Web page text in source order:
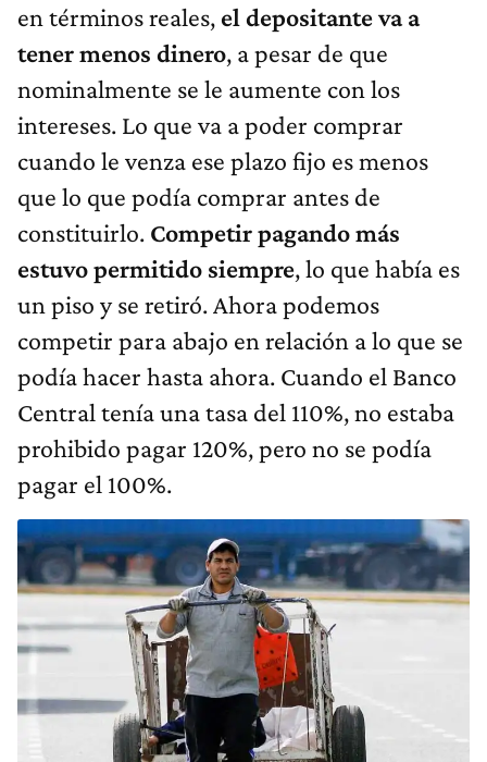
en términos reales, el depositante va a
tener menos dinero, a pesar de que
nominalmente se le aumente con los
intereses. Lo que va a poder comprar
cuando le venza ese plazo fijo es menos
que lo que podía comprar antes de
constituirlo. Competir pagando más
estuvo permitido siempre, lo que había es
un piso y se retiró. Ahora podemos
competir para abajo en relación a lo que se
podía hacer hasta ahora. Cuando el Banco
Central tenía una tasa del 110%, no estaba
prohibido pagar 120%, pero no se podía
pagar el 100%.